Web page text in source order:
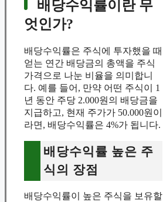
배당수익률이란 무
엇인가?
배당수익률은 주식에 투자했을 때
얻는 연간 배당금의 총액을 주식
가격으로 나눈 비율을 의미합니
다. 예를 들어, 만약 어떤 주식이 1
년 동안 주당 2.000원의 배당금을
지급하고, 현재 주가가 50.000원이
라면, 배당수익률은 4%가 됩니다.
배당수익률 높은 주
식의 장점
배당수익률이 높은 주식을 보유할